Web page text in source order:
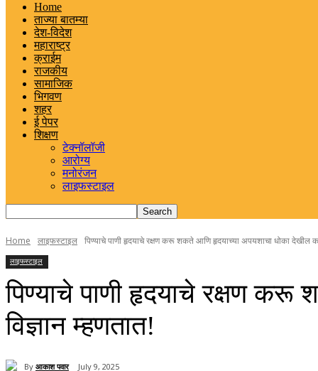
Home
ताज्या बातम्या
देश-विदेश
महाराष्ट्र
क्राईम
राजकीय
सामाजिक
भिगवण
शहर
ई पेपर
शिक्षण
टेक्नॉलॉजी
आरोग्य
मनोरंजन
लाइफस्टाइल
Home लाइफस्टाइल पिण्याचे पाणी हृदयाचे रक्षण करू शकते आणि हृदयाच्या अपयशाचा धोका देखील
लाइफस्टाइल
पिण्याचे पाणी हृदयाचे रक्षण
विज्ञान म्हणतात!
By आकाश पवार July 9, 2025